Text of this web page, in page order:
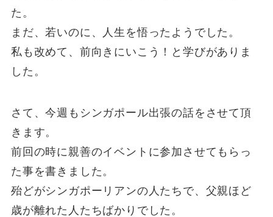
た。
まだ、若いのに、人生を悟ったようでした。
私も改めて、前向きにいこう！と学びがありま
した。
さて、今週もシンガポール出張の話をさせて頂
きます。
前回の時に親善のイベントに参加させてもらっ
た事を書きました。
殆どがシンガポーリアンの人たちで、父親ほど
歳が離れた人たちばかりでした。